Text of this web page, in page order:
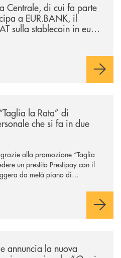
Centrale, di cui fa parte
a EUR.BANK, il
sulla stablecoin in euro
la Rata” di
che si fa in due
alla promozione “Taglia
un prestito Prestipay con il
da metà piano di
annuncia la nuova